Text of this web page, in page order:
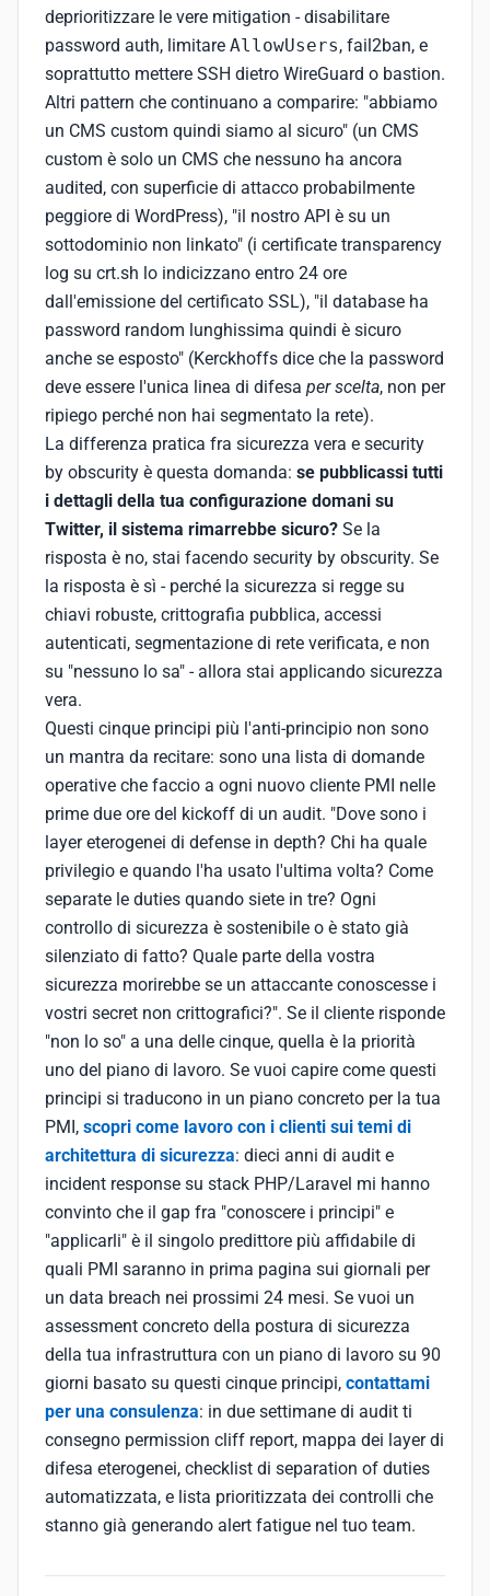
deprioritizzare le vere mitigation - disabilitare
password auth, limitare AllowUsers, fail2ban, e
soprattutto mettere SSH dietro WireGuard o bastion.
Altri pattern che continuano a comparire: "abbiamo
un CMS custom quindi siamo al sicuro" (un CMS
custom è solo un CMS che nessuno ha ancora
audited, con superficie di attacco probabilmente
peggiore di WordPress), "il nostro API è su un
sottodominio non linkato" (i certificate transparency
log su crt.sh lo indicizzano entro 24 ore
dall'emissione del certificato SSL), "il database ha
password random lunghissima quindi è sicuro
anche se esposto" (Kerckhoffs dice che la password
deve essere l'unica linea di difesa per scelta, non per
ripiego perché non hai segmentato la rete).
La differenza pratica fra sicurezza vera e security
by obscurity è questa domanda: se pubblicassi tutti
i dettagli della tua configurazione domani su
Twitter, il sistema rimarrebbe sicuro? Se la
risposta è no, stai facendo security by obscurity. Se
la risposta è sì - perché la sicurezza si regge su
chiavi robuste, crittografia pubblica, accessi
autenticati, segmentazione di rete verificata, e non
su "nessuno lo sa" - allora stai applicando sicurezza
vera.
Questi cinque principi più l'anti-principio non sono
un mantra da recitare: sono una lista di domande
operative che faccio a ogni nuovo cliente PMI nelle
prime due ore del kickoff di un audit. "Dove sono i
layer eterogenei di defense in depth? Chi ha quale
privilegio e quando l'ha usato l'ultima volta? Come
separate le duties quando siete in tre? Ogni
controllo di sicurezza è sostenibile o è stato già
silenziato di fatto? Quale parte della vostra
sicurezza morirebbe se un attaccante conoscesse i
vostri secret non crittografici?". Se il cliente risponde
"non lo so" a una delle cinque, quella è la priorità
uno del piano di lavoro. Se vuoi capire come questi
principi si traducono in un piano concreto per la tua
PMI, scopri come lavoro con i clienti sui temi di
architettura di sicurezza: dieci anni di audit e
incident response su stack PHP/Laravel mi hanno
convinto che il gap fra "conoscere i principi" e
"applicarli" è il singolo predittore più affidabile di
quali PMI saranno in prima pagina sui giornali per
un data breach nei prossimi 24 mesi. Se vuoi un
assessment concreto della postura di sicurezza
della tua infrastruttura con un piano di lavoro su 90
giorni basato su questi cinque principi, contattami
per una consulenza: in due settimane di audit ti
consegno permission cliff report, mappa dei layer di
difesa eterogenei, checklist di separation of duties
automatizzata, e lista prioritizzata dei controlli che
stanno già generando alert fatigue nel tuo team.